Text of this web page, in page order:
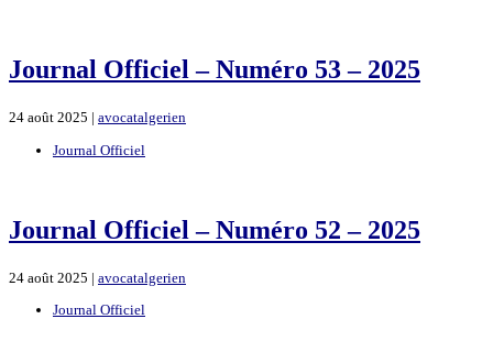
Journal Officiel – Numéro 53 – 2025
24 août 2025 | avocatalgerien
Journal Officiel
Journal Officiel – Numéro 52 – 2025
24 août 2025 | avocatalgerien
Journal Officiel